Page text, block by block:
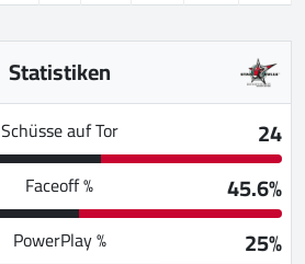
Statistiken
Schüsse auf Tor
24
Faceoff %
45.6%
PowerPlay % 25%